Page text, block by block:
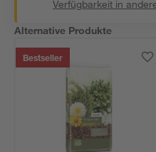
Verfügbarkeit in
Alternative Produkte
Bestseller